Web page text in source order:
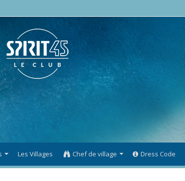
Les Villages Chef de village Dress Code